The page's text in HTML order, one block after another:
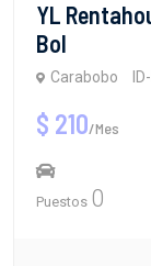
YL
Bol
Carabobo
$ 210/Mes
Puestos 0